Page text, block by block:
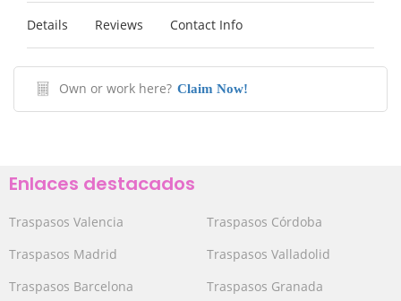
Details Reviews Contact Info
Own or work here? Claim Now!
Enlaces destacados
Traspasos Valencia
Traspasos Madrid
Traspasos Barcelona
Traspasos Córdoba
Traspasos Valladolid
Traspasos Granada